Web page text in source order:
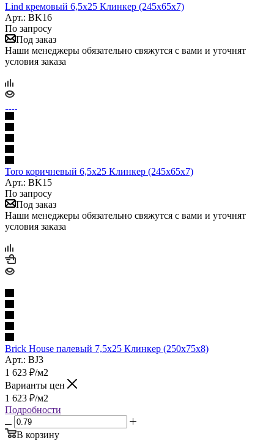
Lind кремовый 6,5х25 Клинкер (245x65x7)
Арт.: BK16
По запросу
Под заказ
Наши менеджеры обязательно свяжутся с вами и уточнят
условия заказа
Toro коричневый 6,5х25 Клинкер (245x65x7)
Арт.: BK15
По запросу
Под заказ
Наши менеджеры обязательно свяжутся с вами и уточнят
условия заказа
Brick House палевый 7,5х25 Клинкер (250x75x8)
Арт.: BJ3
1 623 ₽/м2
Варианты цен
1 623 ₽/м2
Подробности
В корзину